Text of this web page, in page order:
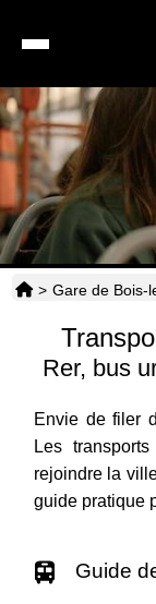
> Gare de Bois-
Rer, bus
Envie de filer
Les
rejoindre la
guide pratique
Guide